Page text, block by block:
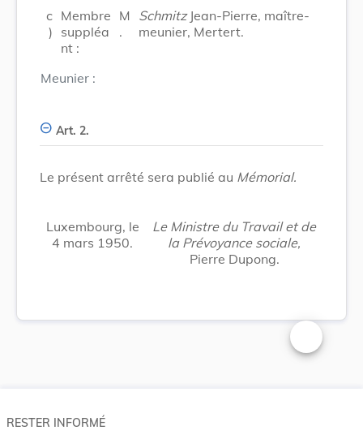
Meunier :
c
)
Membre
suppléa
nt :
M
.
SchmitzJean-Pierre, maître-
meunier, Mertert.
Art. 2.
Le présent arrêté sera publié au Mémorial.
Luxembourg, le
4 mars 1950.
Le Ministre du Travail et de
la Prévoyance sociale,
Pierre Dupong.
Changer la
RESTER INFORMÉ